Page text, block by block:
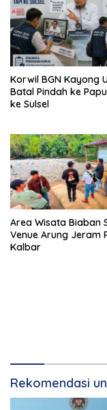
Korwil BGN Kayong
Batal Pindah ke
ke Sulsel
Area Wisata Biaban
Venue Arung Jeram
Kalbar
Rekomendasi